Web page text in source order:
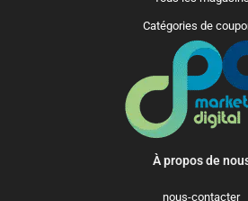
Catégories de
À propos de
nous-contacter